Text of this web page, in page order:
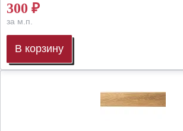
300 ₽
за м.п.
В корзину